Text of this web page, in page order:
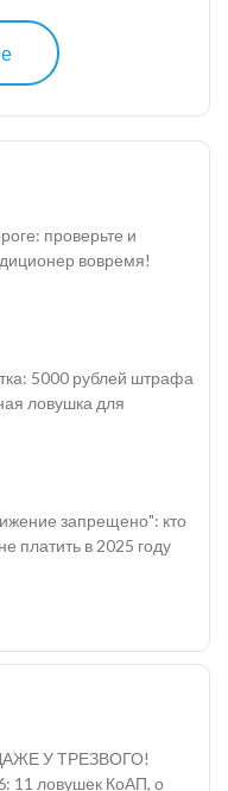
проверьте и
вовремя!
5000 рублей штрафа
ловушка для
запрещено": кто
платить в 2025 году
У ТРЕЗВОГО!
11 ловушек КоАП, о